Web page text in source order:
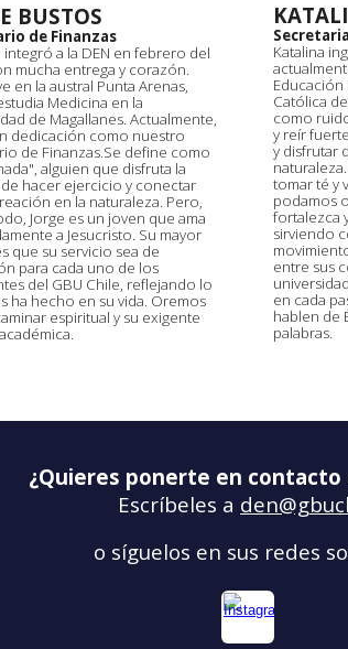
BUSTOS
de Finanzas
integró a la DEN en febrero del
mucha entrega y corazón.
en la austral Punta Arenas,
Medicina en la
de Magallanes. Actualmente,
dedicación como nuestro
de Finanzas.Se define como
alguien que disfruta la
hacer ejercicio y conectar
en la naturaleza. Pero,
Jorge es un joven que ama
a Jesucristo. Su mayor
que su servicio sea de
para cada uno de los
del GBU Chile, reflejando lo
ha hecho en su vida. Oremos
espiritual y su exigente
Katalina
Educación
Católica
como
y reír
y disfrutar
tomar té y
podamos
fortalezca
sirviendo
entre sus
en cada
hablen de
palabras.
¿Quieres ponerte en contacto
Escríbeles a den
o síguelos en sus redes